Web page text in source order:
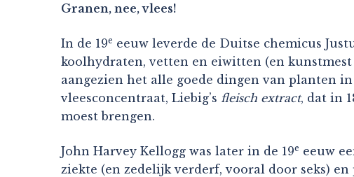
Granen, nee, vlees!
In de 19e eeuw leverde de Duitse chemicus
koolhydraten, vetten en eiwitten (en
aangezien het alle goede dingen van planten
vleesconcentraat, Liebig’s fleisch extract, dat in
moest brengen.
John Harvey Kellogg was later in de 19e eeuw
ziekte (en zedelijk verderf, vooral door seks)